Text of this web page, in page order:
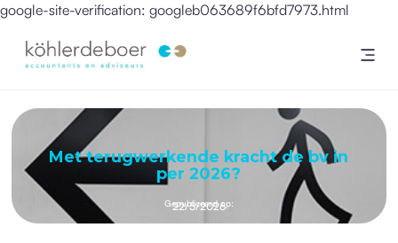
google-site-verification: googleb063689f6bfd7973.html
Met terugwerkende kracht de bv in
per 2026?
Gepubliceerd op:
22/5/2026